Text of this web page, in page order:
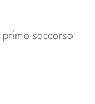
soccorso